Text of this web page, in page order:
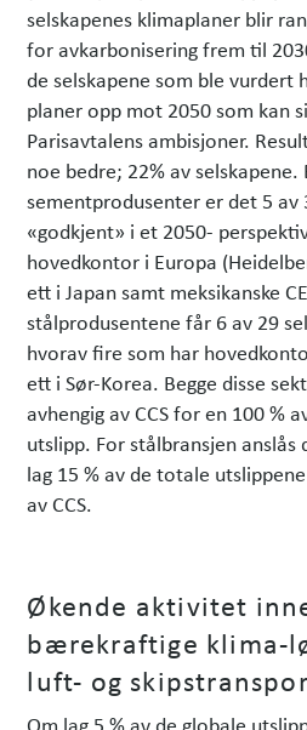
selskapenes klimaplaner blir
for avkarbonisering frem til
de selskapene som ble vurdert
planer opp mot 2050 som kan
Parisavtalens ambisjoner.
noe bedre; 22% av selskapene.
sementprodusenter er det 5 av
«godkjent» i et 2050-
hovedkontor i Europa
ett i Japan samt meksikanske
stålprodusentene får 6 av 29
hvorav fire som har
ett i Sør-Korea. Begge disse
avhengig av CCS for en 100 %
utslipp. For stålbransjen
lag 15 % av de totale
av CCS.
Økende aktivitet
bærekraftige klima-
luft- og
Om lag 5 % av de globale